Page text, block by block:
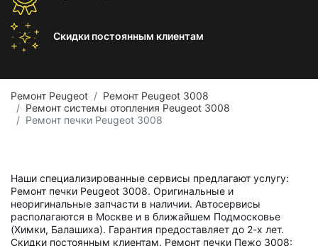
Скидки постоянным клиентам
Ремонт Peugeot
Ремонт Peugeot 3008
Ремонт системы отопления Peugeot 3008
Ремонт печки Peugeot 3008
Наши специализированные сервисы предлагают услугу:
Ремонт печки Peugeot 3008. Оригинальные и
неоригинальные запчасти в наличии. Автосервисы
располагаются в Москве и в ближайшем Подмосковье
(Химки, Балашиха). Гарантия предоставляет до 2-х лет.
Скидки постоянным клиентам. Ремонт печки Пежо 3008: